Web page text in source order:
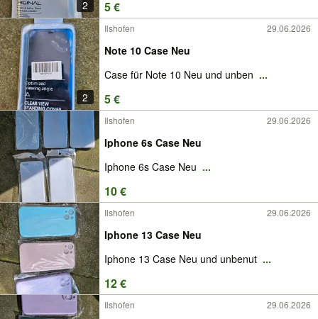
2 5 €
2
Ilshofen 29.06.2026
Note 10 Case Neu
Case für Note 10 Neu und unben ...
5 €
Ilshofen 29.06.2026
Iphone 6s Case Neu
Iphone 6s Case Neu ...
10 €
Ilshofen 29.06.2026
Iphone 13 Case Neu
Iphone 13 Case Neu und unbenut ...
12 €
Ilshofen 29.06.2026